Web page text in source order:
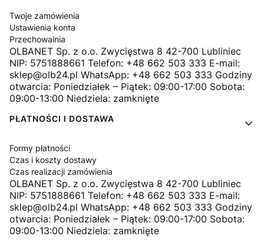
Twoje zamówienia
Ustawienia konta
Przechowalnia
OLBANET Sp. z o.o. Zwycięstwa 8 42-700 Lubliniec
NIP: 5751888661 Telefon: +48 662 503 333 E-mail:
sklep@olb24.pl WhatsApp: +48 662 503 333 Godziny
otwarcia: Poniedziałek – Piątek: 09:00-17:00 Sobota:
09:00-13:00 Niedziela: zamknięte
PŁATNOŚCI I DOSTAWA
Formy płatności
Czas i koszty dostawy
Czas realizacji zamówienia
OLBANET Sp. z o.o. Zwycięstwa 8 42-700 Lubliniec
NIP: 5751888661 Telefon: +48 662 503 333 E-mail:
sklep@olb24.pl WhatsApp: +48 662 503 333 Godziny
otwarcia: Poniedziałek – Piątek: 09:00-17:00 Sobota:
09:00-13:00 Niedziela: zamknięte